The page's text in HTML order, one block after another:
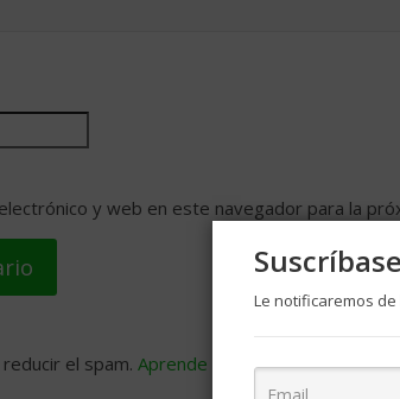
y web en este navegador para la
el spam. Aprende cómo se procesan
Le notificaremos